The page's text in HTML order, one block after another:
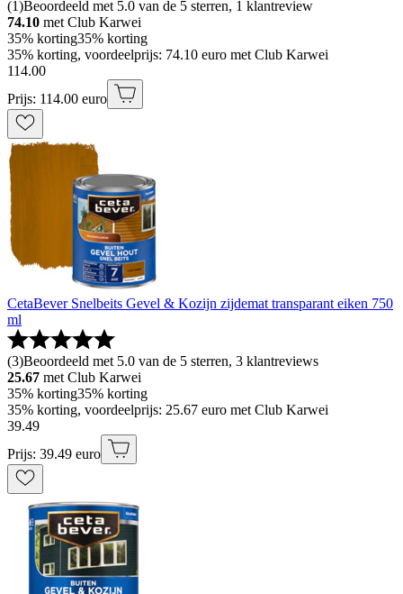
(1)Beoordeeld met 5.0 van de 5 sterren, 1 klantreview
74.10 met Club Karwei
35% korting35% korting
35% korting, voordeelprijs: 74.10 euro met Club Karwei
114.00
Prijs: 114.00 euro
CetaBever Snelbeits Gevel & Kozijn zijdemat transparant eiken 750
ml
(3)Beoordeeld met 5.0 van de 5 sterren, 3 klantreviews
25.67 met Club Karwei
35% korting35% korting
35% korting, voordeelprijs: 25.67 euro met Club Karwei
39.49
Prijs: 39.49 euro